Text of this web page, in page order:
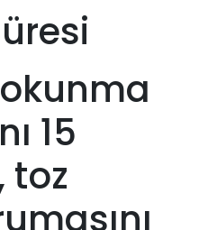
15
toz